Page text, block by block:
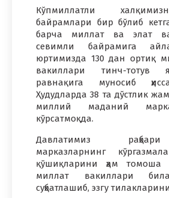
Кўпмиллатли
байрамлари бир бўлиб
барча миллат ва элат
севимли байрамига
юртимизда 130 дан ортиқ
вакиллари тинч-тотув
равнақига муносиб
Ҳудудларда 38 та дўстлик
миллий маданий
кўрсатмоқда.
Давлатимиз
марказларнинг
қўшиқларини ҳам томоша
миллат вакиллари
суҳбатлашиб, эзгу